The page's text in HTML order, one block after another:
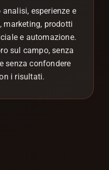
esperienze e
marketing, prodotti
e automazione.
sul campo, senza
senza confondere
i risultati.